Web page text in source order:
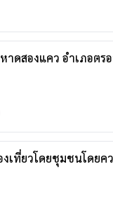
สองแคว อำเภอตร
ที่ยวโดยชุมชนโดยค